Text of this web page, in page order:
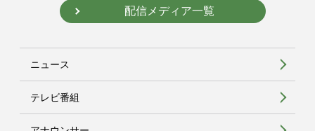
配信メディア一覧
ニュース
テレビ番組